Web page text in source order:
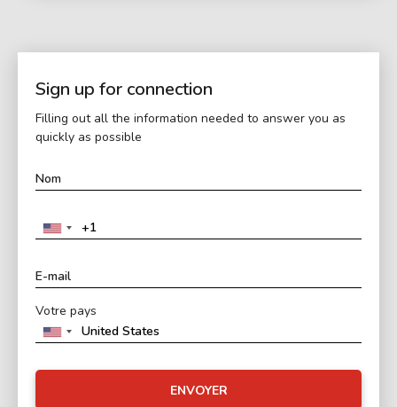
Sign up for connection
Filling out all the information needed to answer you as
quickly as possible
Votre pays
ENVOYER